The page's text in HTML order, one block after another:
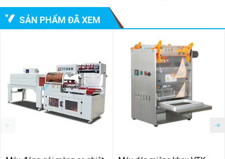
SẢN PHẨM ĐÃ XEM